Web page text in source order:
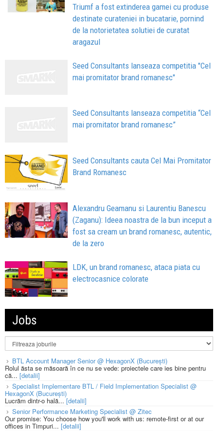
Triumf a fost extinderea gamei cu produse
destinate curateniei in bucatarie, pornind
de la notorietatea solutiei de curatat
aragazul
Seed Consultants lanseaza competitia "Cel
mai promitator brand romanesc"
Seed Consultants lanseaza competitia “Cel
mai promitator brand romanesc”
Seed Consultants cauta Cel Mai Promitator
Brand Romanesc
Alexandru Geamanu si Laurentiu Banescu
(Zaganu): Ideea noastra de la bun inceput a
fost sa cream un brand romanesc, autentic,
de la zero
LDK, un brand romanesc, ataca piata cu
electrocasnice colorate
Jobs
BTL Account Manager Senior @ HexagonX (București)
Rolul ăsta se măsoară în ce nu se vede: proiectele care ies bine pentru
că... [detalii]
Specialist Implementare BTL / Field Implementation Specialist @
HexagonX (București)
Lucrăm dintr-o hală...[detalii]
Senior Performance Marketing Specialist @ Zitec
Our promise: You choose how you'll work with us: remote-first or at our
offices in Timpuri... [detalii]